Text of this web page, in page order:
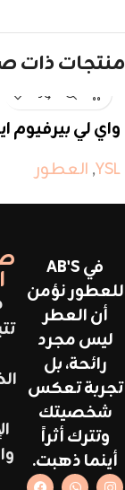
منتجات ذات
واي لي بيرفيوم
YSL
, العطور
في AB'S
للعطور نؤمن
أن العطر
ليس مجرد
رائحة، بل
تجربة تعكس
شخصيتك
وتترك أثراً
أينما ذهبت.